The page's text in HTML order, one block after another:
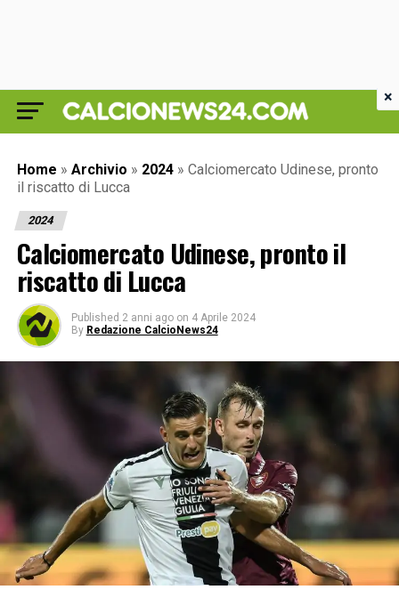
Home » Archivio » 2024 » Calciomercato Udinese, pronto
il riscatto di Lucca
2024
Calciomercato Udinese, pronto il
riscatto di Lucca
Published 2 anni ago on 4 Aprile 2024
By Redazione CalcioNews24
×